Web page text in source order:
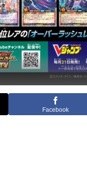
Facebook